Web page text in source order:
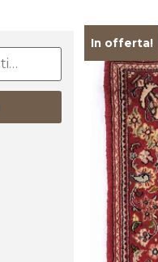
In offerta!